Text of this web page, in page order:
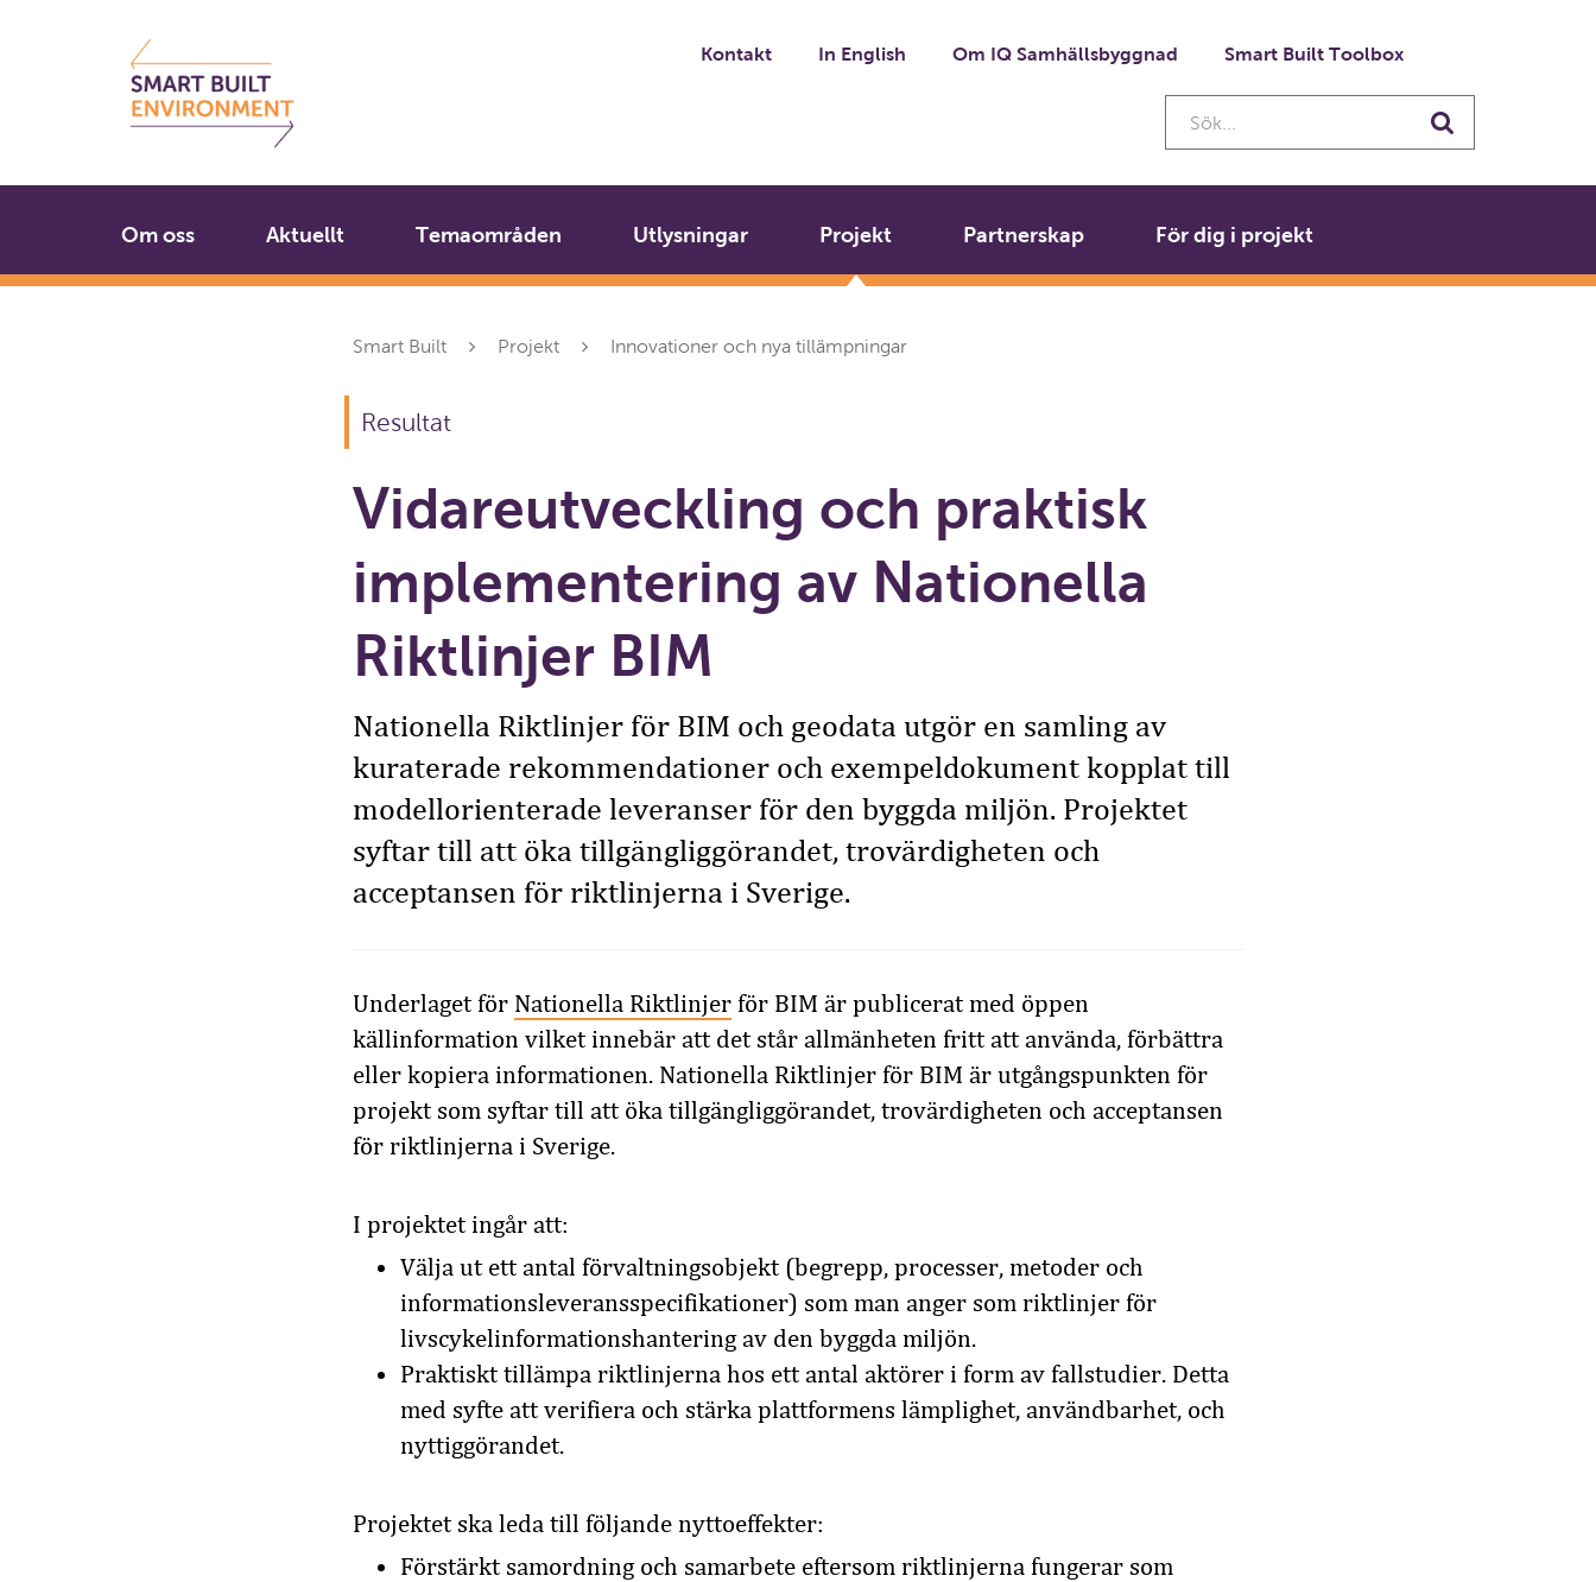
Kontakt In English Om IQ Samhällsbyggnad Smart Built Toolbox
Sök
Om oss Aktuellt Temaområden Utlysningar Projekt Partnerskap För dig i projekt
Smart Built Projekt Innovationer och nya tillämpningar
Resultat
Vidareutveckling och praktisk
implementering av Nationella
Riktlinjer BIM
Nationella Riktlinjer för BIM och geodata utgör en samling av
kuraterade rekommendationer och exempeldokument kopplat till
modellorienterade leveranser för den byggda miljön. Projektet
syftar till att öka tillgängliggörandet, trovärdigheten och
acceptansen för riktlinjerna i Sverige.
Underlaget för Nationella Riktlinjer för BIM är publicerat med öppen
källinformation vilket innebär att det står allmänheten fritt att använda, förbättra
eller kopiera informationen. Nationella Riktlinjer för BIM är utgångspunkten för
projekt som syftar till att öka tillgängliggörandet, trovärdigheten och acceptansen
för riktlinjerna i Sverige.
I projektet ingår att:
Välja ut ett antal förvaltningsobjekt (begrepp, processer, metoder och
informationsleveransspecifikationer) som man anger som riktlinjer för
livscykelinformationshantering av den byggda miljön.
Praktiskt tillämpa riktlinjerna hos ett antal aktörer i form av fallstudier. Detta
med syfte att verifiera och stärka plattformens lämplighet, användbarhet, och
nyttiggörandet.
Projektet ska leda till följande nyttoeffekter:
Förstärkt samordning och samarbete eftersom riktlinjerna fungerar som